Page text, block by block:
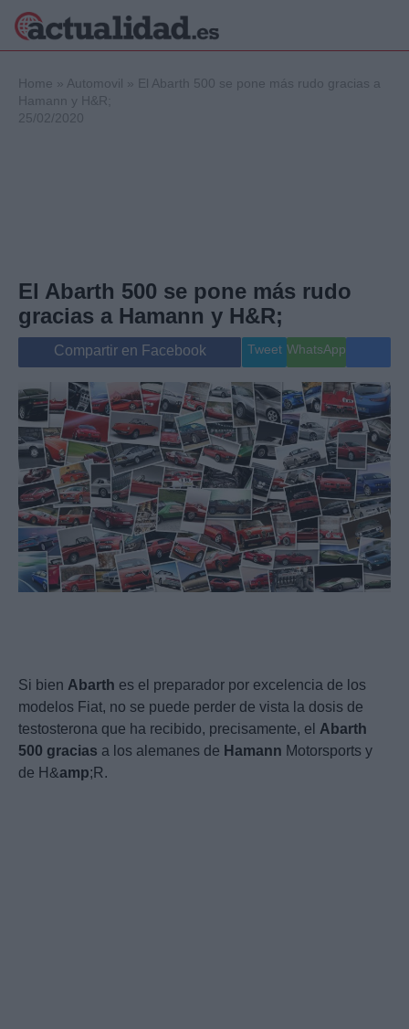
Internacional
Viajes
Gente
Musica
Home » Automovil » El Abarth 500 se pone más rudo gracias a
Hamann y H&R;
25/02/2020
El Abarth 500 se pone más rudo
gracias a Hamann y H&R;
Compartir en Facebook Tweet WhatsApp
Si bien Abarth es el preparador por excelencia de los
modelos Fiat, no se puede perder de vista la dosis de
testosterona que ha recibido, precisamente, el Abarth
500 gracias a los alemanes de Hamann Motorsports y
de H&amp;R.